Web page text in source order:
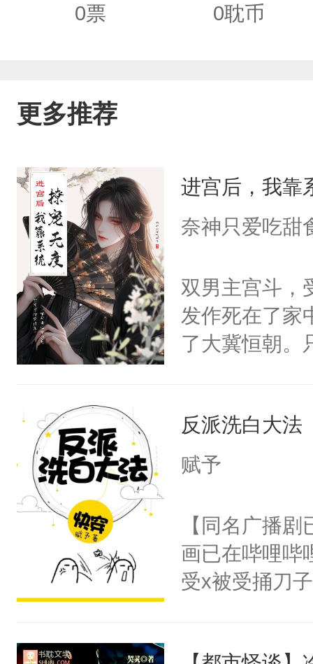
0票 0耽币
更多推荐
进宫后，我靠
奈神只爱吃甜
双男主宫斗，
发作死在了家
了大冀恒朝。
惜被人暗害，
绝。主神知晓
朝，一个从
为三种性别。
构与男子相同
了一颗红色的
人，最终坐上
反派洗白大法
赋予
【同名广播
画已在哔哩哔
受x被受捅刀